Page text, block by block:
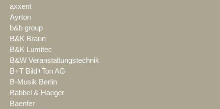
axxent
Ayrton
b&b group
B&K Braun
B&K Lumitec
B&W Veranstaltungstechnik
B+T Bild+Ton AG
B-Musik Berlin
Babbel & Haeger
Baenfer